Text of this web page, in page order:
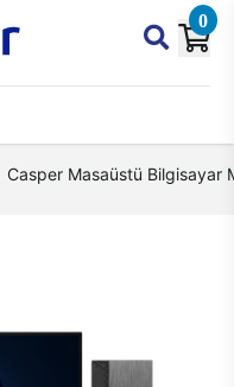
0
Casper Masaüstü Bilgisayar